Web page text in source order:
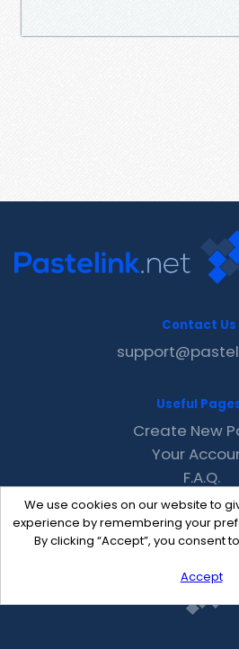
We use cookies on our website to
experience by remembering your
By clicking “Accept”, you consent
Accept
Contact Us
Useful
Create New
Your
F.A.Q.
Recent
Contact